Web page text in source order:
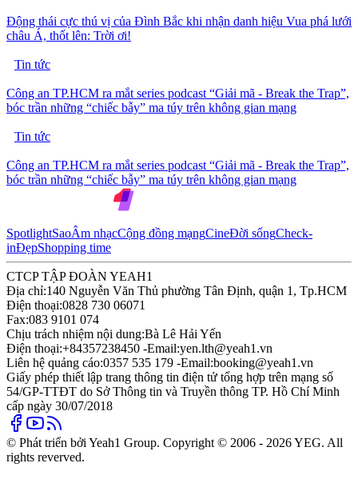
Động thái cực thú vị của Đình Bắc khi nhận danh hiệu Vua phá lưới
châu Á, thốt lên: Trời ơi!
Tin tức
Công an TP.HCM ra mắt series podcast “Giải mã - Break the Trap”,
bóc trần những “chiếc bẫy” ma túy trên không gian mạng
Tin tức
Công an TP.HCM ra mắt series podcast “Giải mã - Break the Trap”,
bóc trần những “chiếc bẫy” ma túy trên không gian mạng
SpotlightSaoÂm nhạcCộng đồng mạngCineĐời sốngCheck-
inĐẹpShopping time
CTCP TẬP ĐOÀN YEAH1
Địa chỉ:140 Nguyễn Văn Thủ phường Tân Định, quận 1, Tp.HCM
Điện thoại:0828 730 06071
Fax:083 9101 074
Chịu trách nhiệm nội dung:Bà Lê Hải Yến
Điện thoại:+84357238450 -Email:yen.lth@yeah1.vn
Liên hệ quảng cáo:0357 535 179 -Email:booking@yeah1.vn
Giấy phép thiết lập trang thông tin điện tử tổng hợp trên mạng số
54/GP-TTĐT do Sở Thông tin và Truyền thông TP. Hồ Chí Minh
cấp ngày 30/07/2018
© Phát triển bởi Yeah1 Group. Copyright © 2006 - 2026 YEG. All
rights reverved.